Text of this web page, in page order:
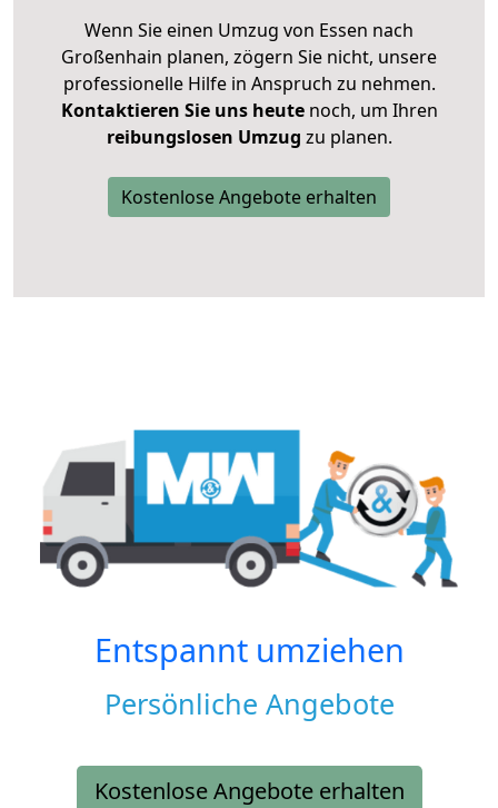
Wenn Sie einen Umzug von Essen nach
Großenhain planen, zögern Sie nicht, unsere
professionelle Hilfe in Anspruch zu nehmen.
Kontaktieren Sie uns heutenoch, um Ihren
reibungslosen Umzug zu planen.
Kostenlose Angebote erhalten
Entspannt umziehen
Persönliche Angebote
Kostenlose Angebote erhalten